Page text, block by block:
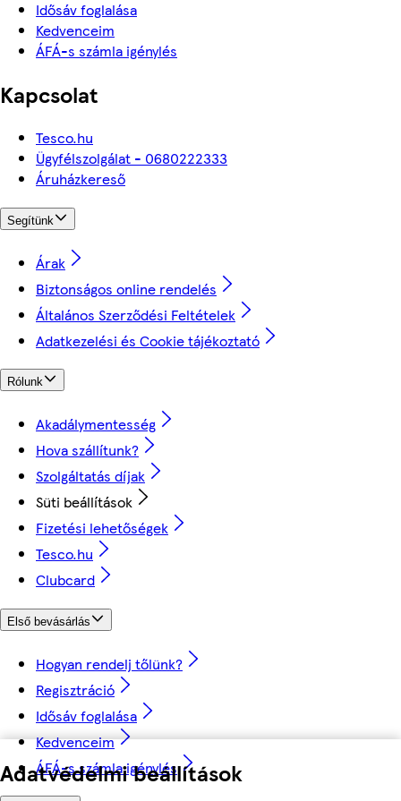
Adatvédelmi beállítások
Idősáv foglalása
Kedvenceim
ÁFÁ-s számla igénylés
Kapcsolat
Tesco.hu
Ügyfélszolgálat - 0680222333
Áruházkereső
Segítünk
Árak
Biztonságos online rendelés
Általános Szerződési Feltételek
Adatkezelési és Cookie tájékoztató
Rólunk
Akadálymentesség
Hova szállítunk?
Szolgáltatás díjak
Süti beállítások
Fizetési lehetőségek
Tesco.hu
Clubcard
Első bevásárlás
Hogyan rendelj tőlünk?
Regisztráció
Idősáv foglalása
Kedvenceim
ÁFÁ-s számla igénylés